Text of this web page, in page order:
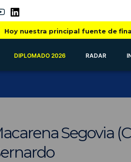
Hoy nuestra principal fuente de
DIPLOMADO 2026 RADAR
Segovia